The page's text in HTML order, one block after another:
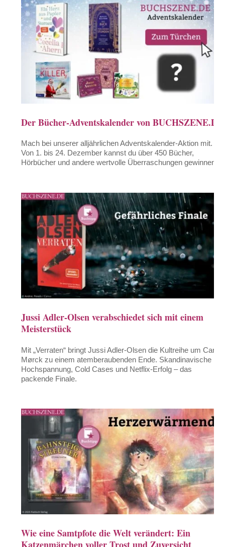
Der Bücher-Adventskalender von BUCHSZENE.DE
Mach bei unserer alljährlichen Adventskalender-Aktion mit.
Von 1. bis 24. Dezember kannst du über 450 Bücher,
Hörbücher und andere wertvolle Überraschungen gewinnen.
Jussi Adler-Olsen verabschiedet sich mit einem
Meisterstück
Mit „Verraten“ bringt Jussi Adler-Olsen die Kultreihe um Carl
Mørck zu einem atemberaubenden Ende. Skandinavische
Hochspannung, Cold Cases und Netflix-Erfolg – das
packende Finale.
Wie eine Samtpfote die Welt verändert: Ein